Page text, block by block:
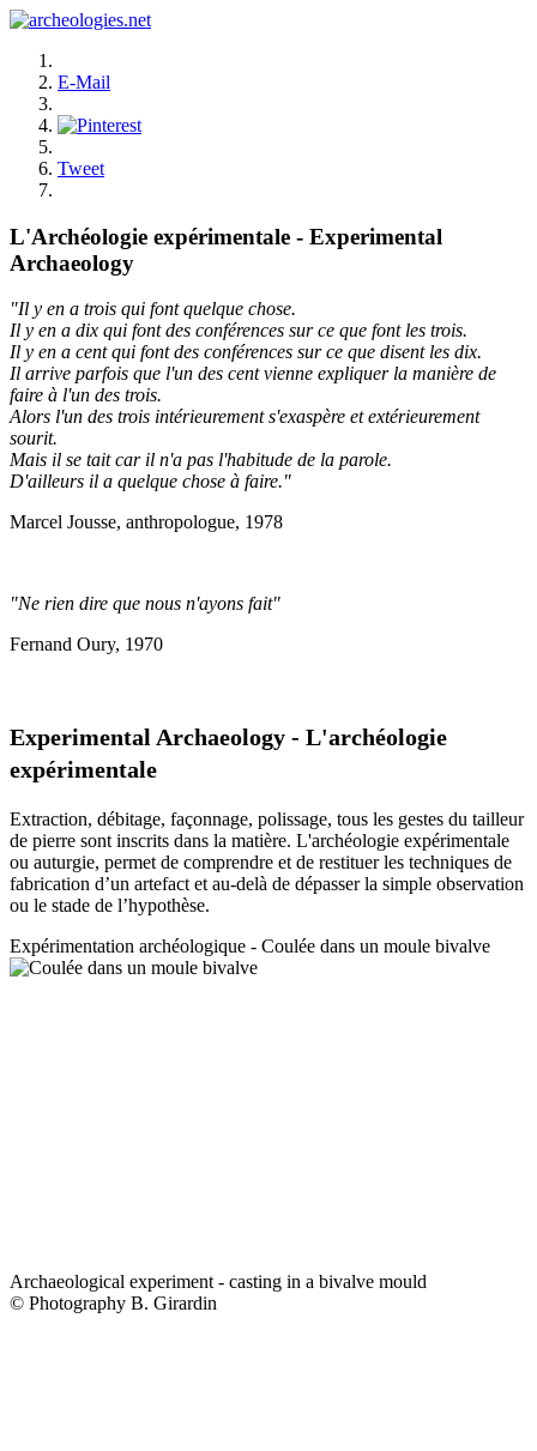
E-Mail
Tweet
L'Archéologie expérimentale - Experimental
Archaeology
"Il y en a trois qui font quelque chose.
Il y en a dix qui font des conférences sur ce que font les trois.
Il y en a cent qui font des conférences sur ce que disent les dix.
Il arrive parfois que l'un des cent vienne expliquer la manière de
faire à l'un des trois.
Alors l'un des trois intérieurement s'exaspère et extérieurement
sourit.
Mais il se tait car il n'a pas l'habitude de la parole.
D'ailleurs il a quelque chose à faire."
Marcel Jousse, anthropologue, 1978
"Ne rien dire que nous n'ayons fait"
Fernand Oury, 1970
Experimental Archaeology - L'archéologie
expérimentale
Extraction, débitage, façonnage, polissage, tous les gestes du tailleur
de pierre sont inscrits dans la matière. L'archéologie expérimentale
ou auturgie, permet de comprendre et de restituer les techniques de
fabrication d’un artefact et au-delà de dépasser la simple observation
ou le stade de l’hypothèse.
Expérimentation archéologique - Coulée dans un moule bivalve
Archaeological experiment - casting in a bivalve mould
© Photography B. Girardin